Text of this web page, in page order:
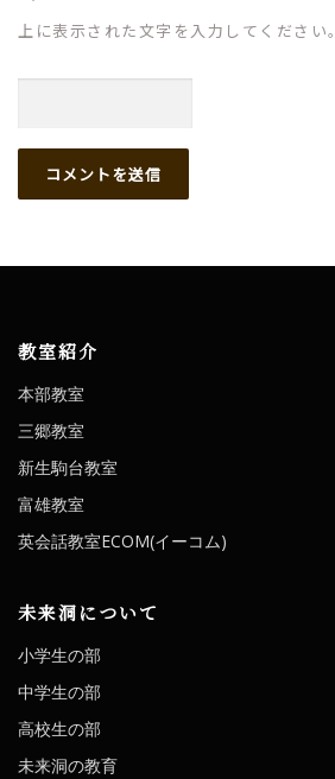
上に表示された文字を入力してください。
教室紹介
本部教室
三郷教室
新生駒台教室
富雄教室
英会話教室ECOM(イーコム)
未来洞について
小学生の部
中学生の部
高校生の部
未来洞の教育